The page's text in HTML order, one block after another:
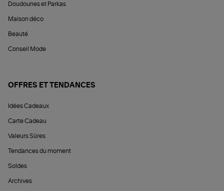
Doudounes et Parkas
Maison déco
Beauté
Conseil Mode
OFFRES ET TENDANCES
Idées Cadeaux
Carte Cadeau
Valeurs Sûres
Tendances du moment
Soldes
Archives